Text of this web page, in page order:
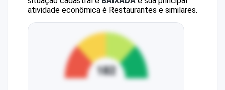
atividade econômica é Restaurantes e similares.